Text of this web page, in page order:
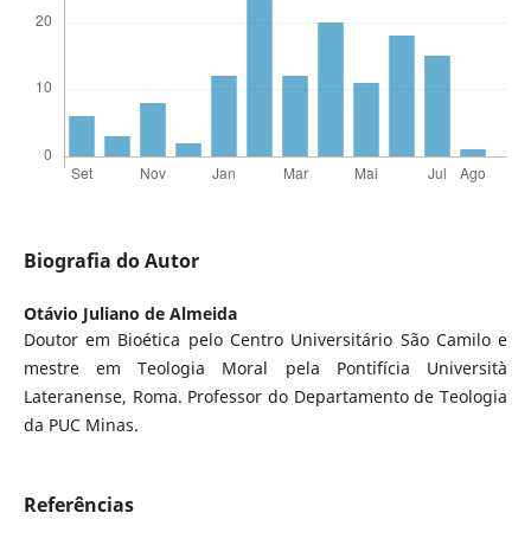
Biografia do Autor
Otávio Juliano de Almeida
Doutor em Bioética pelo Centro Universitário São Camilo e
mestre em Teologia Moral pela Pontifícia Università
Lateranense, Roma. Professor do Departamento de Teologia
da PUC Minas.
Referências